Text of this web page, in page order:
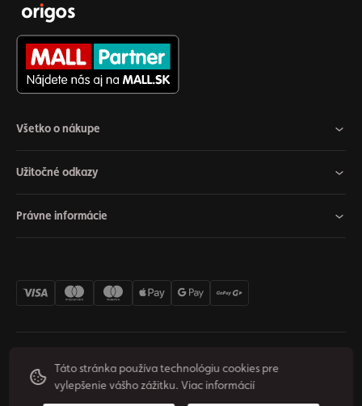
Všetko o nákupe
Užitočné odkazy
Právne informácie
Nastavenia cookies Odstúpiť od zmluvy
Súkromie
Podmienky používania
Táto stránka používa technológiu cookies pre
vylepšenie vášho zážitku.Viac informácií